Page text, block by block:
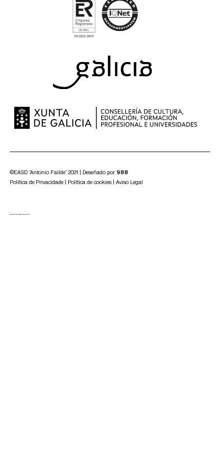
©EASD “Antonio Faílde” 2021 | Deseñado por 988
Política de Privacidade
Política de cookies Aviso Legal